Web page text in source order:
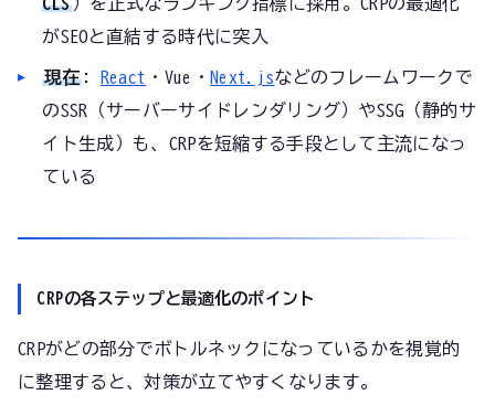
CLS）を正式なランキング指標に採用。CRPの最適化
がSEOと直結する時代に突入
現在 : React ・Vue・Next.jsなどのフレームワークで
のSSR（サーバーサイドレンダリング）やSSG（静的サ
イト生成）も、CRPを短縮する手段として主流になっ
ている
CRPの各ステップと最適化のポイント
CRPがどの部分でボトルネックになっているかを視覚的
に整理すると、対策が立てやすくなります。